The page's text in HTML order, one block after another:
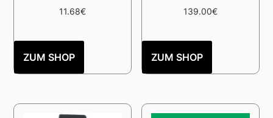
11.68€
ZUM SHOP
139.00€
ZUM SHOP